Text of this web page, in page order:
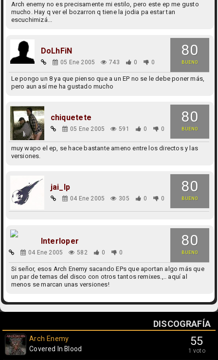
Arch enemy no es precisamente mi estilo, pero este ep me gusto
mucho. Hay q ver el bozarron q tiene la jodia pa estar tan
escuchimizá...
80
BUENO
DoLhFiN
05 Ene 2005 743 0 0
Le pongo un 8 ya que pienso que a un EP no se le debe poner más,
pero aun así me ha gustado mucho
80
BUENO
chiquetete
05 Ene 2005 591 0 0
muy wapo el ep, se hace bastante ameno entre los directos y las
versiones.
80
BUENO
jai_lp
04 Ene 2005 305 0 0
80
BUENO
Interloper
04 Ene 2005 582 0 0
Si señor, esos Arch Enemy sacando EPs que aportan algo más que
un par de temas del disco con otros tantos remixes.,.. aquí al
menos se marcan unas versiones!
DISCOGRAFÍA
55
1 voto
Arch Enemy
Covered In Blood